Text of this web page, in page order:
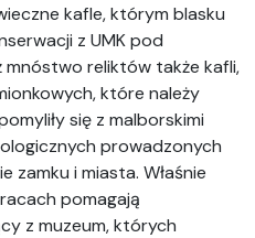
kafle, którym blasku
z UMK pod
mnóstwo reliktów także kafli,
które należy
się z malborskimi
prowadzonych
zamku i miasta. Właśnie
pomagają
z muzeum, których